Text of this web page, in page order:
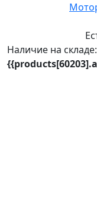
Наличие на складе: